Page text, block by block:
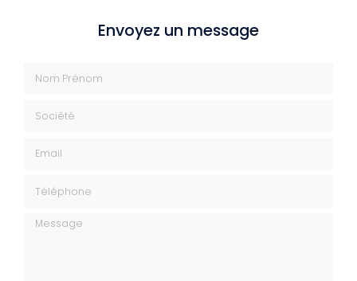
Envoyez un message
Message